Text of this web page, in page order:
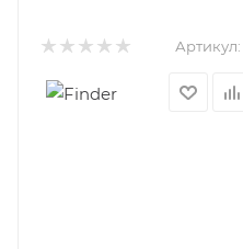
Артикул: